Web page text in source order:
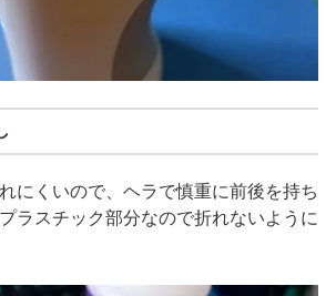
にくいので、ヘラで慎重に前後を持ち
ラスチック部分なので折れないように